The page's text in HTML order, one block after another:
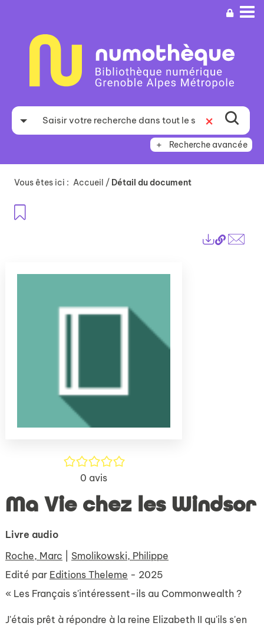
recherche
Recherche avancée
Vous êtes ici : Accueil / Détail du document
Lien
/5
0 avis
Ma Vie chez les Windsor
Livre audio
Roche, Marc
Smolikowski, Philippe
Edité par Editions Theleme - 2025
« Les Français s'intéressent-ils au Commonwealth ?
J'étais prêt à répondre à la reine Elizabeth II qu'ils s'en